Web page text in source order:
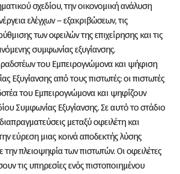
σχεδίου, την οικονομική ανάλυση
ελέγχων – εξακριβώσεων, τις
των οφειλών της επιχείρησης και τις
συμφωνίας εξυγίανσης.
του Εμπειρογνώμονα και ψήφιση
Εξυγίανσης από τους πιστωτές: οι πιστωτές
του Εμπειρογνώμονα και ψηφίζουν
Συμφωνίας Εξυγίανσης. Σε αυτό το στάδιο
μεταξύ οφειλέτη και
εύρεση μιας κοινά αποδεκτής λύσης
την πλειοψηφία των πιστωτών. Οι οφειλέτες
τις υπηρεσίες ενός πιστοποιημένου